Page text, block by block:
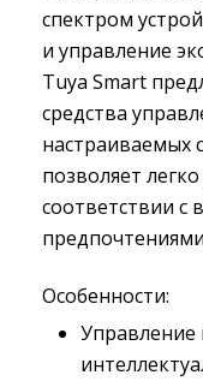
спектром
и управление
Tuya Smart
средства
настраиваемых
позволяет
соответствии с
Особенности: